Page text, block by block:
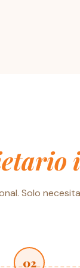
Solo
02